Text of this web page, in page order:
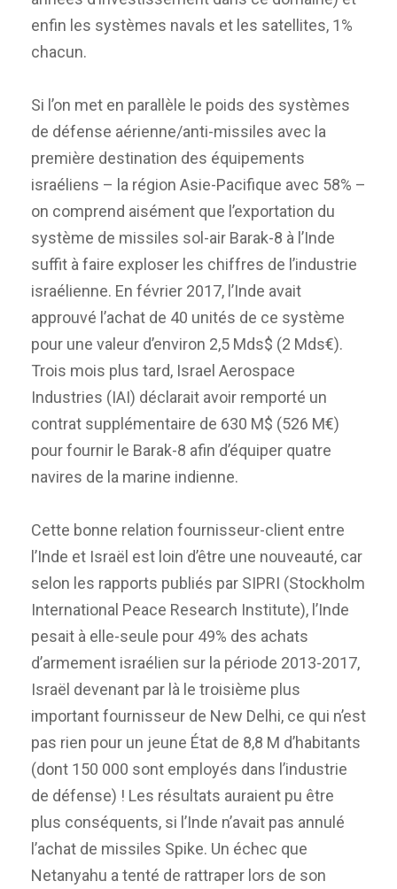
enfin les systèmes navals et les satellites, 1%
chacun.
Si l’on met en parallèle le poids des systèmes
de défense aérienne/anti-missiles avec la
première destination des équipements
israéliens – la région Asie-Pacifique avec 58% –
on comprend aisément que l’exportation du
système de missiles sol-air Barak-8 à l’Inde
suffit à faire exploser les chiffres de l’industrie
israélienne. En février 2017, l’Inde avait
approuvé l’achat de 40 unités de ce système
pour une valeur d’environ 2,5 Mds$ (2 Mds€).
Trois mois plus tard, Israel Aerospace
Industries (IAI) déclarait avoir remporté un
contrat supplémentaire de 630 M$ (526 M€)
pour fournir le Barak-8 afin d’équiper quatre
navires de la marine indienne.
Cette bonne relation fournisseur-client entre
l’Inde et Israël est loin d’être une nouveauté, car
selon les rapports publiés par SIPRI (Stockholm
International Peace Research Institute), l’Inde
pesait à elle-seule pour 49% des achats
d’armement israélien sur la période 2013-2017,
Israël devenant par là le troisième plus
important fournisseur de New Delhi, ce qui n’est
pas rien pour un jeune État de 8,8 M d’habitants
(dont 150 000 sont employés dans l’industrie
de défense) ! Les résultats auraient pu être
plus conséquents, si l’Inde n’avait pas annulé
l’achat de missiles Spike. Un échec que
Netanyahu a tenté de rattraper lors de son